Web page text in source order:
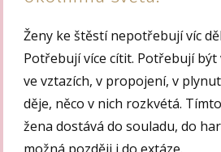
Ženy ke štěstí nepotřebují víc
Potřebují více cítit. Potřebují
ve vztazích, v propojení, v
děje, něco v nich rozkvétá.
žena dostává do souladu, do